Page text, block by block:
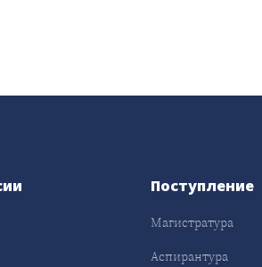
Поступление
Магистратура
Аспирантура